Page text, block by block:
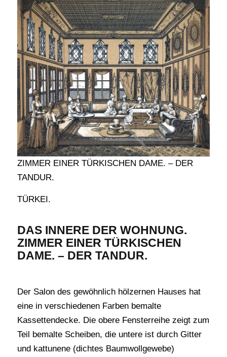
ZIMMER EINER TÜRKISCHEN DAME. – DER
TANDUR.
TÜRKEI.
DAS INNERE DER WOHNUNG.
ZIMMER EINER TÜRKISCHEN
DAME. – DER TANDUR.
Der Salon des gewöhnlich hölzernen Hauses hat
eine in verschiedenen Farben bemalte
Kassettendecke. Die obere Fensterreihe zeigt zum
Teil bemalte Scheiben, die untere ist durch Gitter
und kattunene (dichtes Baumwollgewebe)